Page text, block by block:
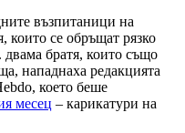
възпитаници на
се обръщат рязко
двама братя, които също
нападнаха редакцията
което беше
месец – карикатури на